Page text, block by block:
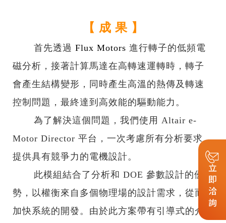
【 成 果 】
首先透過 Flux Motors 進行轉子的低頻電
磁分析，接著計算馬達在高轉速運轉時，轉子
會產生結構變形，同時產生高溫的熱傳及轉速
控制問題，最終達到高效能的驅動能力。
為了解決這個問題，我們使用 Altair e-
Motor Director 平台，一次考慮所有分析要求，
提供具有競爭力的電機設計。
此模組結合了分析和 DOE 參數設計的優
勢，以權衡來自多個物理場的設計需求，從而
加快系統的開發。由於此方案帶有引導式的介
立即洽詢